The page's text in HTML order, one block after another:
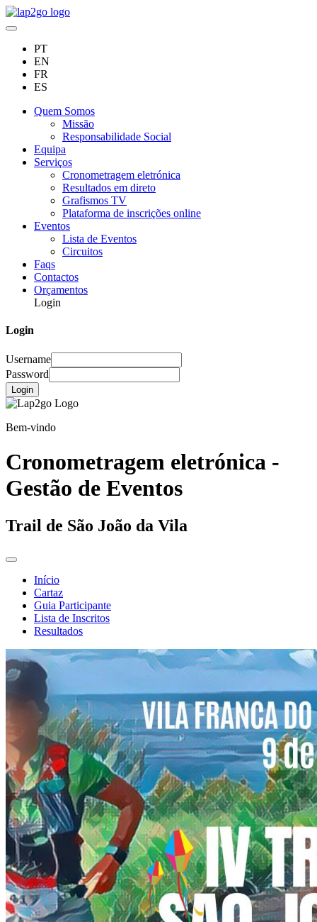
PT
EN
FR
ES
Quem Somos
Missão
Responsabilidade Social
Equipa
Serviços
Cronometragem eletrónica
Resultados em direto
Grafismos TV
Plataforma de inscrições online
Eventos
Lista de Eventos
Circuitos
Faqs
Contactos
Orçamentos
Login
Login
Username
Password
Login
Bem-vindo
Cronometragem eletrónica -
Gestão de Eventos
Trail de São João da Vila
Início
Cartaz
Guia Participante
Lista de Inscritos
Resultados